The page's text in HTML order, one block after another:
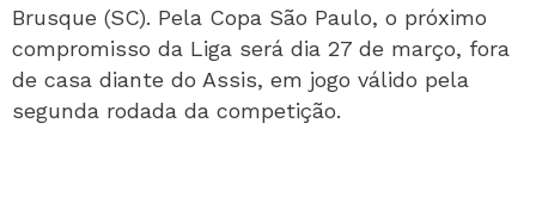
Brusque (SC). Pela Copa São Paulo, o próximo
compromisso da Liga será dia 27 de março, fora
de casa diante do Assis, em jogo válido pela
segunda rodada da competição.